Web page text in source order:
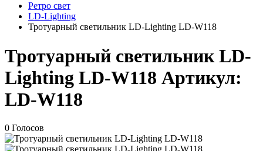
Ретро свет
LD-Lighting
Тротуарный светильник LD-Lighting LD-W118
Тротуарный светильник LD-
Lighting LD-W118 Артикул:
LD-W118
0 Голосов